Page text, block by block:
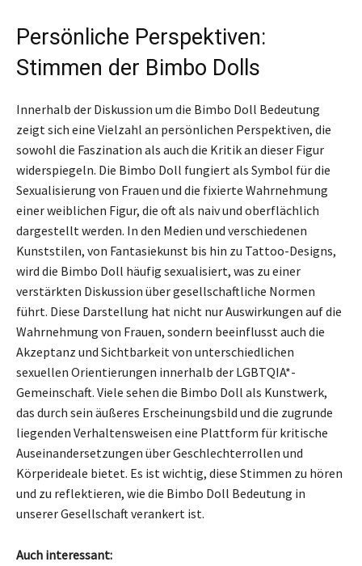
Persönliche Perspektiven:
Stimmen der Bimbo Dolls
Innerhalb der Diskussion um die Bimbo Doll Bedeutung
zeigt sich eine Vielzahl an persönlichen Perspektiven, die
sowohl die Faszination als auch die Kritik an dieser Figur
widerspiegeln. Die Bimbo Doll fungiert als Symbol für die
Sexualisierung von Frauen und die fixierte Wahrnehmung
einer weiblichen Figur, die oft als naiv und oberflächlich
dargestellt werden. In den Medien und verschiedenen
Kunststilen, von Fantasiekunst bis hin zu Tattoo-Designs,
wird die Bimbo Doll häufig sexualisiert, was zu einer
verstärkten Diskussion über gesellschaftliche Normen
führt. Diese Darstellung hat nicht nur Auswirkungen auf die
Wahrnehmung von Frauen, sondern beeinflusst auch die
Akzeptanz und Sichtbarkeit von unterschiedlichen
sexuellen Orientierungen innerhalb der LGBTQIA*-
Gemeinschaft. Viele sehen die Bimbo Doll als Kunstwerk,
das durch sein äußeres Erscheinungsbild und die zugrunde
liegenden Verhaltensweisen eine Plattform für kritische
Auseinandersetzungen über Geschlechterrollen und
Körperideale bietet. Es ist wichtig, diese Stimmen zu hören
und zu reflektieren, wie die Bimbo Doll Bedeutung in
unserer Gesellschaft verankert ist.
Auch interessant: